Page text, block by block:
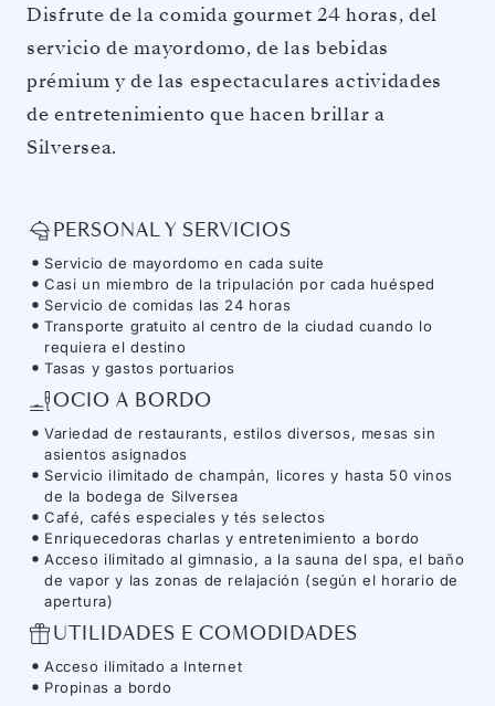
Disfrute de la comida gourmet 24 horas, del
servicio de mayordomo, de las bebidas
prémium y de las espectaculares actividades
de entretenimiento que hacen brillar a
Silversea.
PERSONAL Y SERVICIOS
Servicio de mayordomo en cada suite
Casi un miembro de la tripulación por cada huésped
Servicio de comidas las 24 horas
Transporte gratuito al centro de la ciudad cuando lo
requiera el destino
Tasas y gastos portuarios
OCIO A BORDO
Variedad de restaurants, estilos diversos, mesas sin
asientos asignados
Servicio ilimitado de champán, licores y hasta 50 vinos
de la bodega de Silversea
Café, cafés especiales y tés selectos
Enriquecedoras charlas y entretenimiento a bordo
Acceso ilimitado al gimnasio, a la sauna del spa, el baño
de vapor y las zonas de relajación (según el horario de
apertura)
UTILIDADES E COMODIDADES
Acceso ilimitado a Internet
Propinas a bordo